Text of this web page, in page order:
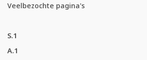
Veelbezochte pagina's
S.1
A.1